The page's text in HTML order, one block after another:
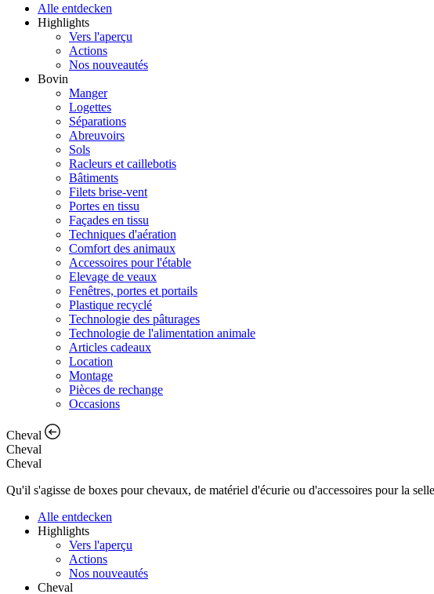
Alle entdecken
Highlights
Vers l'aperçu
Actions
Nos nouveautés
Bovin
Manger
Logettes
Séparations
Abreuvoirs
Sols
Racleurs et caillebotis
Bâtiments
Filets brise-vent
Portes en tissu
Façades en tissu
Techniques d'aération
Comfort des animaux
Accessoires pour l'étable
Elevage de veaux
Fenêtres, portes et portails
Plastique recyclé
Technologie des pâturages
Technologie de l'alimentation animale
Articles cadeaux
Location
Montage
Pièces de rechange
Occasions
Cheval
Cheval
Cheval
Qu'il s'agisse de boxes pour chevaux, de matériel d'écurie ou d'accessoires pour la
Alle entdecken
Highlights
Vers l'aperçu
Actions
Nos nouveautés
Cheval